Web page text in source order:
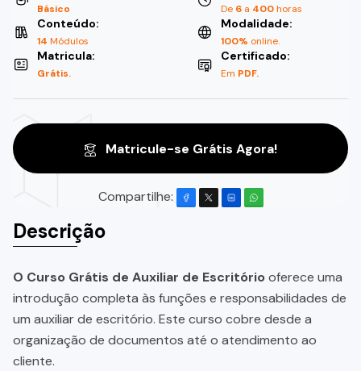
Básico De 6 a 400horas
Conteúdo:
14 Módulos
Modalidade:
100% online.
Matricula:
Grátis.
Certificado:
Em PDF.
Matricule-se Grátis Agora!
Compartilhe:
Descrição
O Curso Grátis de Auxiliar de Escritóriooferece uma
introdução completa às funções e responsabilidades de
um auxiliar de escritório. Este curso cobre desde a
organização de documentos até o atendimento ao
cliente.